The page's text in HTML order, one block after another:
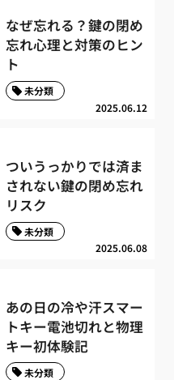
なぜ忘れる？鍵の閉め
忘れ心理と対策のヒン
ト
2025.06.12
未分類
ついうっかりでは済ま
されない鍵の閉め忘れ
リスク
2025.06.08
未分類
あの日の冷や汗スマー
トキー電池切れと物理
キー初体験記
未分類